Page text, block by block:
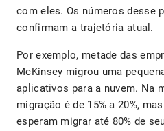
com eles. Os números desse
confirmam a trajetória atual.
Por exemplo, metade das
McKinsey migrou uma
aplicativos para a nuvem. Na
migração é de 15% a 20%,
esperam migrar até 80% de